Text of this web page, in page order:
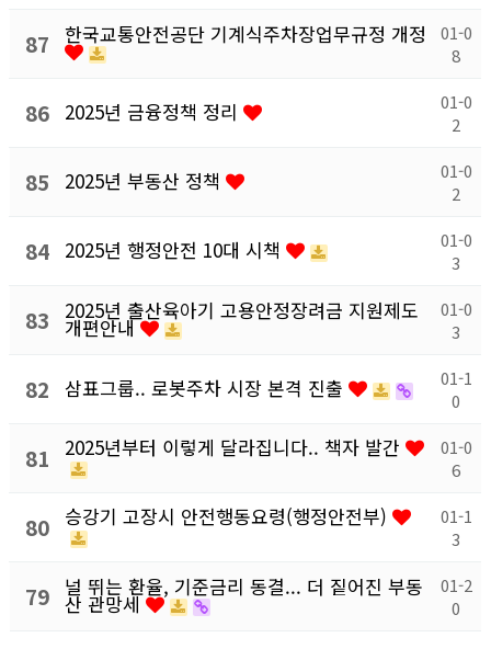
87 한국교통안전공단 기계식주차장업무규정 개정
01-0
8
86 2025년 금융정책 정리
01-0
2
85 2025년 부동산 정책
01-0
2
84 2025년 행정안전 10대 시책
01-0
3
83 2025년 출산육아기 고용안정장려금 지원제도
개편안내
01-0
3
82 삼표그룹.. 로봇주차 시장 본격 진출
01-1
0
81 2025년부터 이렇게 달라집니다.. 책자 발간
01-0
6
80 승강기 고장시 안전행동요령(행정안전부)
01-1
3
79 널 뛰는 환율, 기준금리 동결... 더 짙어진 부동
산 관망세
01-2
0